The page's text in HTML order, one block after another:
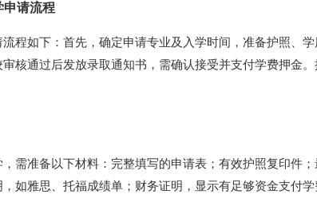
申请流程
程如下：首先，确定申请专业及入学时间，准备护照、
核通过后发放录取通知书，需确认接受并支付学费押金
需准备以下材料：完整填写的申请表；有效护照复印件
如雅思、托福成绩单；财务证明，显示有足够资金支付